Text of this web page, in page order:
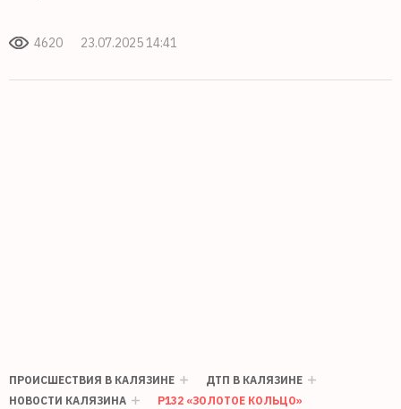
4620 23.07.2025 14:41
ПРОИСШЕСТВИЯ В КАЛЯЗИНЕ
ДТП В КАЛЯЗИНЕ
НОВОСТИ КАЛЯЗИНА
Р132 «ЗОЛОТОЕ КОЛЬЦО»